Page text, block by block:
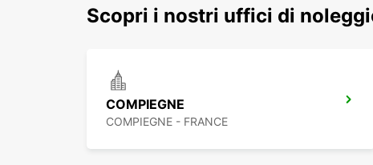
Scopri i nostri uffici di
COMPIEGNE
COMPIEGNE - FRANCE